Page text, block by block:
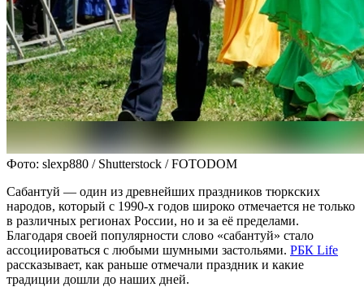
Фото: slexp880 / Shutterstock / FOTODOM
Сабантуй — один из древнейших праздников тюркских
народов, который с 1990-х годов широко отмечается не только
в различных регионах России, но и за её пределами.
Благодаря своей популярности слово «сабантуй» стало
ассоциироваться с любыми шумными застольями. РБК Life
рассказывает, как раньше отмечали праздник и какие
традиции дошли до наших дней.